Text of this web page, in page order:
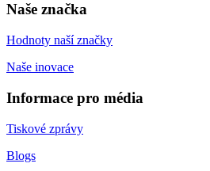
Naše značka
Hodnoty naší značky
Naše inovace
Informace pro média
Tiskové zprávy
Blogs